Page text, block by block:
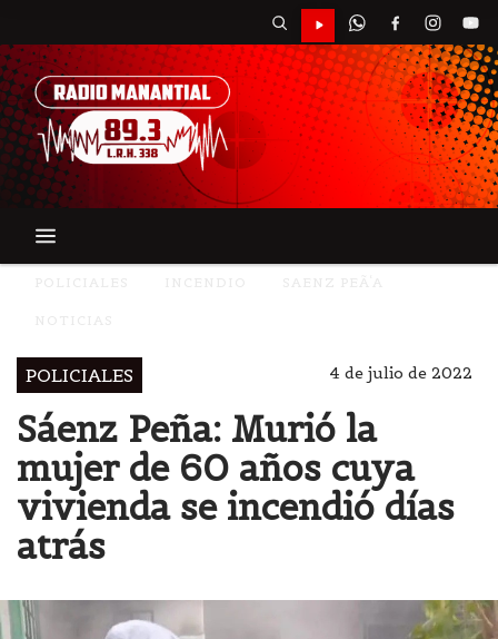
POLICIALES 4 de julio de 2022
Sáenz Peña: Murió la
mujer de 60 años cuya
vivienda se incendió días
atrás